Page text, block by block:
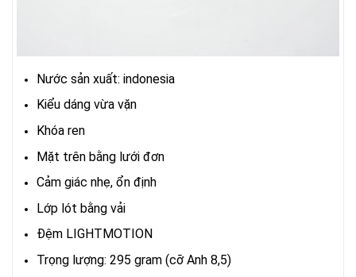
Nước sản xuất: indonesia
Kiểu dáng vừa vặn
Khóa ren
Mặt trên bằng lưới đơn
Cảm giác nhẹ, ổn định
Lớp lót bằng vải
Đệm LIGHTMOTION
Trọng lượng: 295 gram (cỡ Anh 8,5)